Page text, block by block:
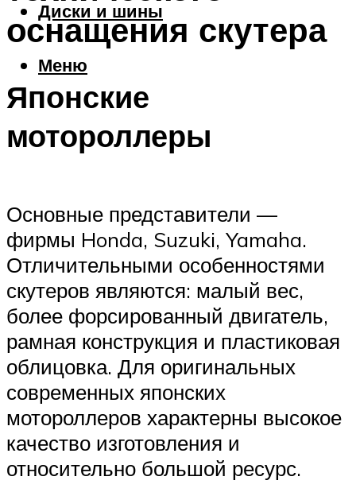
Диски и шины
Меню
оснащения скутера
Японские
мотороллеры
Основные представители —
фирмы Honda, Suzuki, Yamaha.
Отличительными особенностями
скутеров являются: малый вес,
более форсированный двигатель,
рамная конструкция и пластиковая
облицовка. Для оригинальных
современных японских
мотороллеров характерны высокое
качество изготовления и
относительно большой ресурс.